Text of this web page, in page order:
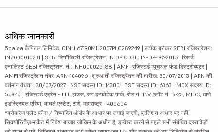
अधिक जानकारी
5paisa कैपिटल लिमिटेड. CIN: L67190MH2007PLC289249 | स्टॉक ब्रोकर SEBI रजिस्ट्रेशन:
INZ000010231 | SEBI डिपॉजिटरी रजिस्ट्रेशन: IN DP CDSL: IN-DP-192-2016 | रिसर्च
एनालिस्ट SEBI रजिस्ट्रेशन. नं.: INH000025188 | AMFI-रजिस्टर्ड म्यूचुअल फंड डिस्ट्रीब्यूटर |
AMFI रजिस्ट्रेशन नंबर: ARN-104096 | शुरुआती रजिस्ट्रेशन की तारीख: 30/07/2015 | ARN की
वर्तमान वैधता : 30/07/2027 | NSE सदस्य ID: 14300 | BSE सदस्य ID: 6363 | MCX सदस्य ID:
55945 | रजिस्टर्ड एड्रेस - IIFL हाउस, सन इन्फोटेक पार्क, रोड नं. 16V, प्लॉट नं. B-23, MIDC, ठाणे
इंडस्ट्रियल एरिया, वाघले एस्टेट, ठाणे, महाराष्ट्र - 400604
*ब्रोकरेज फ्लैट फीस / निष्पादित ऑर्डर के आधार पर लगाई जाएगी, प्रतिशत आधार पर नहीं.
सिक्योरिटीज़ मार्केट में निवेश बाजार जोखिम के अधीन है, इन्वेस्ट करने से पहले सभी संबंधित दस्तावेज़ों